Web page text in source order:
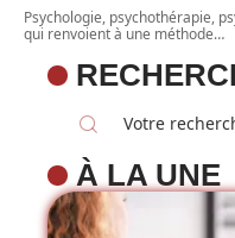
Psychologie, psychothérapie,
qui renvoient à une méthode…
À LA UNE